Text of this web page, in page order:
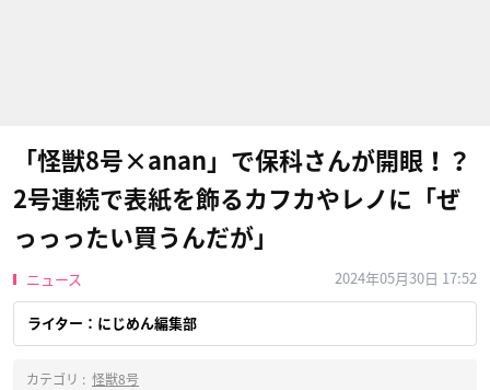
「怪獣8号×anan」で保科さんが開眼！？
2号連続で表紙を飾るカフカやレノに「ぜ
っっったい買うんだが」
ニュース 2024年05月30日 17:52
ライター：にじめん編集部
カテゴリ : 怪獣8号